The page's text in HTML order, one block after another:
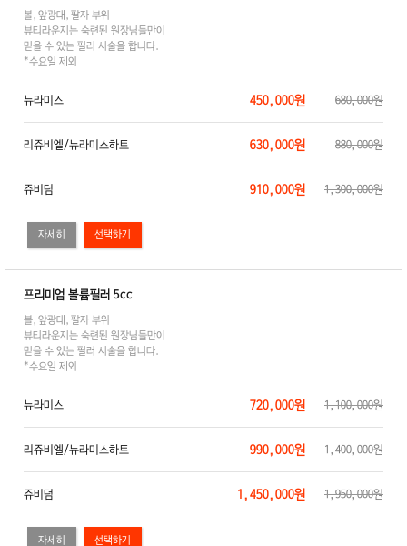
볼,앞광대,팔자 부위
뷰티라운지는 숙련된 원장님들만이
믿을 수 있는 필러 시술을 합니다.
*수요일 제외
자세히
뉴라미스 450,000원 680,000원
리쥬비엘/뉴라미스하트 630,000원 880,000원
쥬비덤 910,000원 1,300,000원
프리미엄 볼륨필러 5cc
볼,앞광대,팔자 부위
뷰티라운지는 숙련된 원장님들만이
믿을 수 있는 필러 시술을 합니다.
*수요일 제외
자세히
뉴라미스 720,000원 1,100,000원
리쥬비엘/뉴라미스하트 990,000원 1,400,000원
쥬비덤 1,450,000원 1,950,000원